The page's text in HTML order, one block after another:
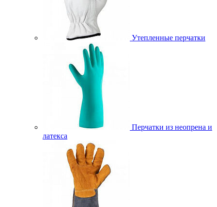
Утепленные перчатки
Перчатки из неопрена и
латекса